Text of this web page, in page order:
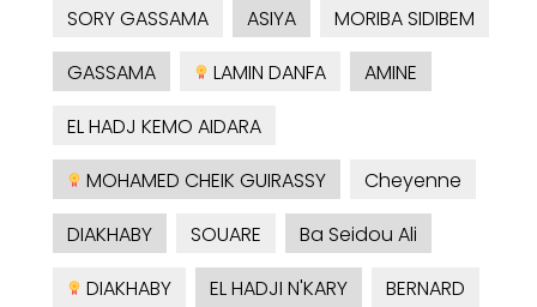
SORY GASSAMA ASIYA
MORIBA SIDIBEM
GASSAMA
LAMIN DANFA
AMINE
EL HADJ KEMO AIDARA
MOHAMED CHEIK GUIRASSY
Cheyenne
DIAKHABY
SOUARE
Ba Seidou Ali
DIAKHABY
EL HADJI N'KARY
BERNARD